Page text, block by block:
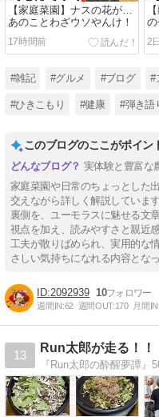
【家庭菜園】ナスの花が…
あのことわざウソやんけ！
17時間前
の
2
#雑記 #グルメ #ブログ #
#ひきこもり #健康 #弾き語
このブログのここがポイン
実体験と豊富な
家庭菜園や日常のちょっとした
交えながら詳しく解説していま
裏側を、ユーモラスに魅せる文
視点を加え、読みやすさと親近
工夫が散りばめられ、実用的な
さしい気持ちになれる内容とな
2092939 10
週間IN:62 週間OUT:170 月間IN:
13
Run太郎が走る！！